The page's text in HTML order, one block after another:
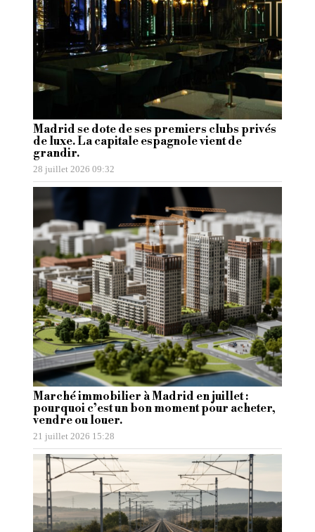
Madrid se dote de ses premiers clubs privés
de luxe. La capitale espagnole vient de
grandir.
28 juillet 2026 09:32
Marché immobilier à Madrid en juillet :
pourquoi c’est un bon moment pour acheter,
vendre ou louer.
21 juillet 2026 15:28